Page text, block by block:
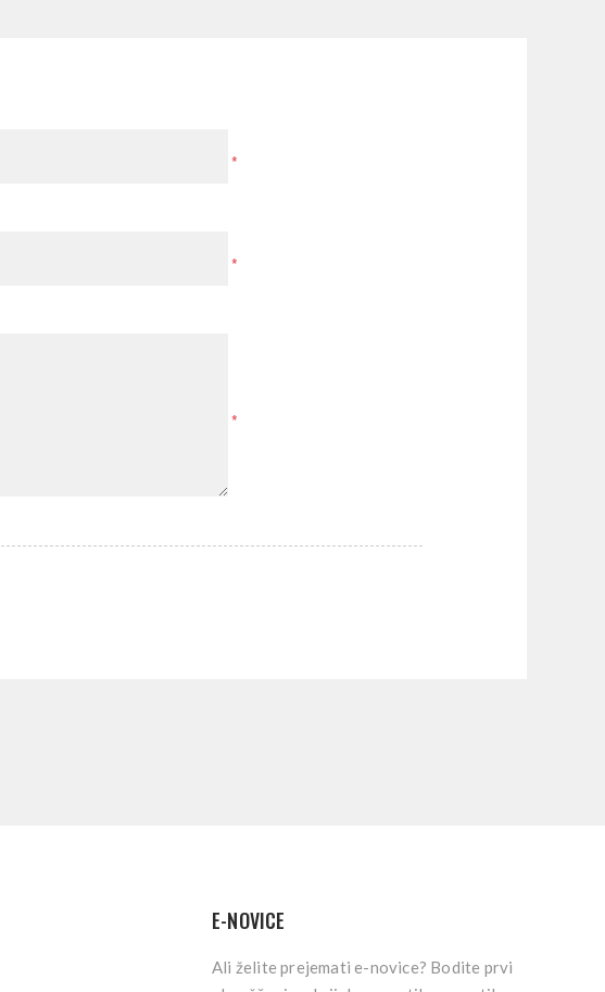
*
*
*
E-NOVICE
Ali želite prejemati e-novice? Bodite prvi